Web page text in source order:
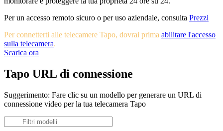
Per un accesso remoto sicuro o per uso aziendale, consulta Prezzi
Per connetterti alle telecamere Tapo, dovrai prima abilitare l'accesso
sulla telecamera.
Scarica ora
Tapo URL di connessione
Suggerimento: Fare clic su un modello per generare un URL di
connessione video per la tua telecamera Tapo